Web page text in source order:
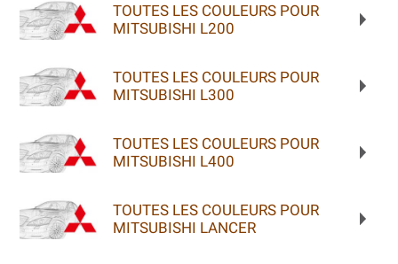
TOUTES LES COULEURS POUR
MITSUBISHI L200
TOUTES LES COULEURS POUR
MITSUBISHI L300
TOUTES LES COULEURS POUR
MITSUBISHI L400
TOUTES LES COULEURS POUR
MITSUBISHI LANCER